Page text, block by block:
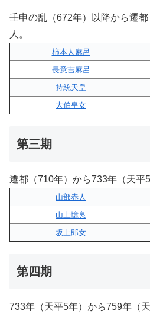
壬申の乱（672年）以降から遷
人。
柿本人麻呂
長意吉麻呂
持統天皇
大伯皇女
第三期
遷都（710年）から733年（天平
山部赤人
山上憶良
坂上郎女
第四期
733年（天平5年）から759年（